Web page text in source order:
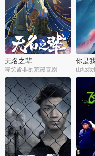
无名之辈
啼笑皆非的荒诞喜剧
你是
山地救